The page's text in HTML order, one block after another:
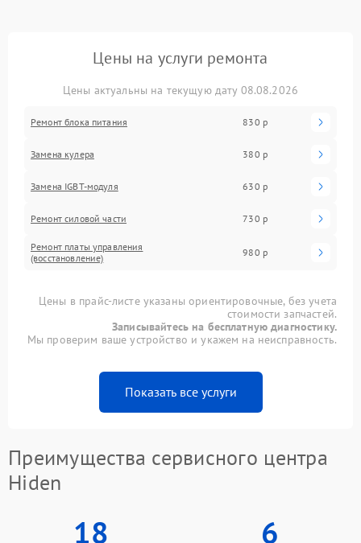
Цены на услуги ремонта
Цены актуальны на текущую дату 08.08.2026
Ремонт блока питания 830 р
Замена кулера 380 р
Замена IGBT-модуля 630 р
Ремонт силовой части 730 р
Ремонт платы управления
(восстановление)
980 р
Цены в прайс-листе указаны ориентировочные, без учета
стоимости запчастей.
Записывайтесь на бесплатную диагностику.
Мы проверим ваше устройство и укажем на неисправность.
Показать все услуги
Преимущества сервисного центра
Hiden
18 6